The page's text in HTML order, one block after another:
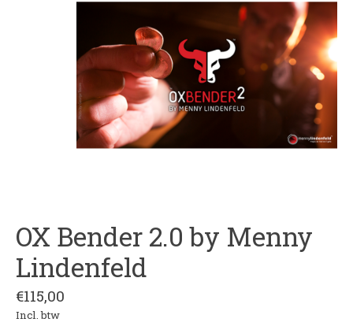
OX Bender 2.0 by Menny
Lindenfeld
€115,00
Incl. btw